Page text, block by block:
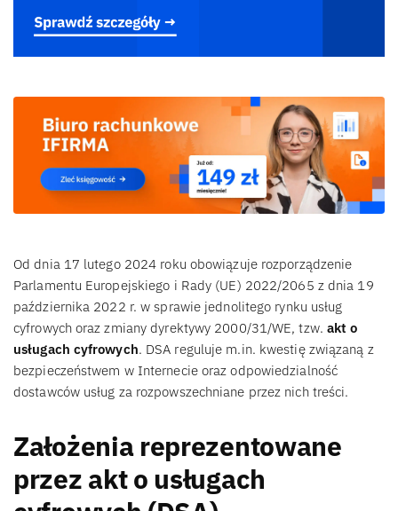
Od dnia 17 lutego 2024 roku obowiązuje rozporządzenie
Parlamentu Europejskiego i Rady (UE) 2022/2065 z dnia 19
października 2022 r. w sprawie jednolitego rynku usług
cyfrowych oraz zmiany dyrektywy 2000/31/WE, tzw. akt o
usługach cyfrowych. DSA reguluje m.in. kwestię związaną z
bezpieczeństwem w Internecie oraz odpowiedzialność
dostawców usług za rozpowszechniane przez nich treści.
Założenia reprezentowane
przez akt o usługach